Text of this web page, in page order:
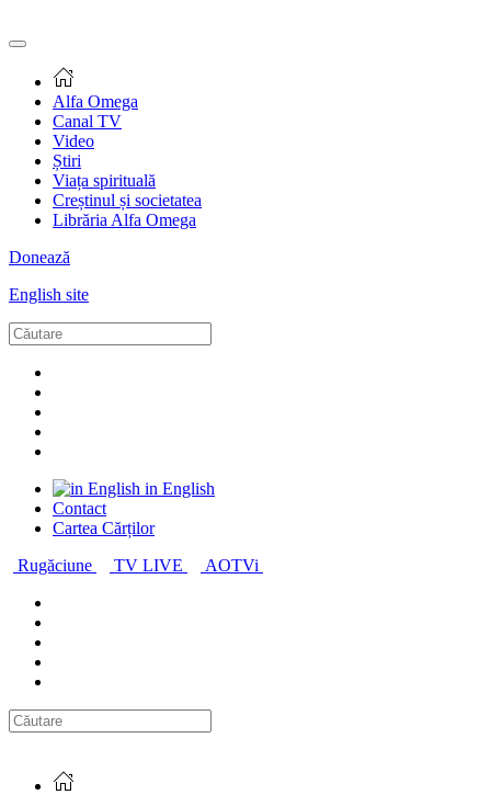
Alfa Omega
Canal TV
Video
Știri
Viața spirituală
Creștinul și societatea
Librăria Alfa Omega
Donează
English site
in English
Contact
Cartea Cărților
Rugăciune
TV LIVE AOTVi